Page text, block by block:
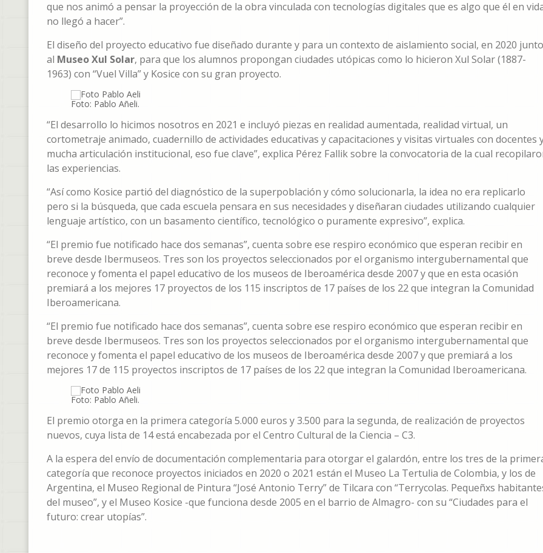
que nos animó a pensar la proyección de la obra vinculada con tecnologías digitales que es algo que él en
no llegó a hacer”.
El diseño del proyecto educativo fue diseñado durante y para un contexto de aislamiento social, en 2020 junto
al Museo Xul Solar, para que los alumnos propongan ciudades utópicas como lo hicieron Xul Solar (1887-
1963) con “Vuel Villa” y Kosice con su gran proyecto.
Foto: Pablo Añeli.
“El desarrollo lo hicimos nosotros en 2021 e incluyó piezas en realidad aumentada, realidad virtual, un
cortometraje animado, cuadernillo de actividades educativas y capacitaciones y visitas virtuales con docentes
mucha articulación institucional, eso fue clave”, explica Pérez Fallik sobre la convocatoria de la cual
las experiencias.
“Así como Kosice partió del diagnóstico de la superpoblación y cómo solucionarla, la idea no era replicarlo
pero si la búsqueda, que cada escuela pensara en sus necesidades y diseñaran ciudades utilizando cualquier
lenguaje artístico, con un basamento científico, tecnológico o puramente expresivo”, explica.
“El premio fue notificado hace dos semanas”, cuenta sobre ese respiro económico que esperan recibir en
breve desde Ibermuseos. Tres son los proyectos seleccionados por el organismo intergubernamental que
reconoce y fomenta el papel educativo de los museos de Iberoamérica desde 2007 y que en esta ocasión
premiará a los mejores 17 proyectos de los 115 inscriptos de 17 países de los 22 que integran la Comunidad
Iberoamericana.
“El premio fue notificado hace dos semanas”, cuenta sobre ese respiro económico que esperan recibir en
breve desde Ibermuseos. Tres son los proyectos seleccionados por el organismo intergubernamental que
reconoce y fomenta el papel educativo de los museos de Iberoamérica desde 2007 y que premiará a los
mejores 17 de 115 proyectos inscriptos de 17 países de los 22 que integran la Comunidad Iberoamericana.
Foto: Pablo Añeli.
El premio otorga en la primera categoría 5.000 euros y 3.500 para la segunda, de realización de proyectos
nuevos, cuya lista de 14 está encabezada por el Centro Cultural de la Ciencia – C3.
A la espera del envío de documentación complementaria para otorgar el galardón, entre los tres de la
categoría que reconoce proyectos iniciados en 2020 o 2021 están el Museo La Tertulia de Colombia, y los de
Argentina, el Museo Regional de Pintura “José Antonio Terry” de Tilcara con “Terrycolas. Pequeñxs
del museo”, y el Museo Kosice -que funciona desde 2005 en el barrio de Almagro- con su “Ciudades para el
futuro: crear utopías”.